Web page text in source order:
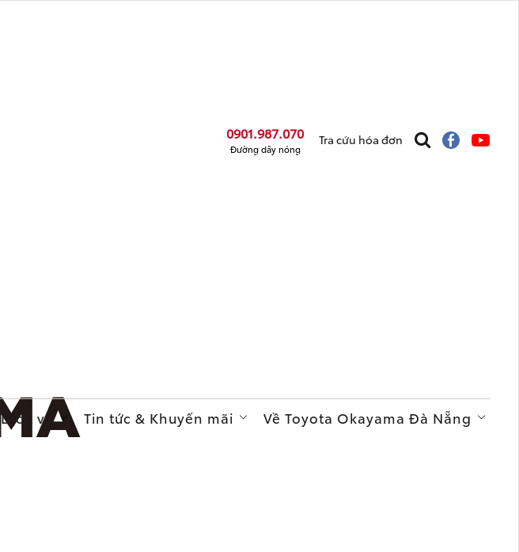
0901.987.070
Đường dây nóng
Tra cứu hóa đơn
Dịch vụ Tin tức & Khuyến mãi Về Toyota Okayama Đà Nẵng